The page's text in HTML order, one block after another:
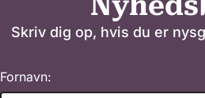
Skriv dig op, hvis du er
Fornavn: